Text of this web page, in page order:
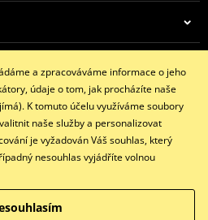
962 Kč
skladu v ČR
602 341 855
- 16:00 hod.
www.restaracing.cz
a zpracováváme informace o jeho
údaje o tom, jak procházíte naše
K tomuto účelu využíváme soubory
naše služby a personalizovat
je vyžadován Váš souhlas, který
nesouhlas vyjádříte volnou